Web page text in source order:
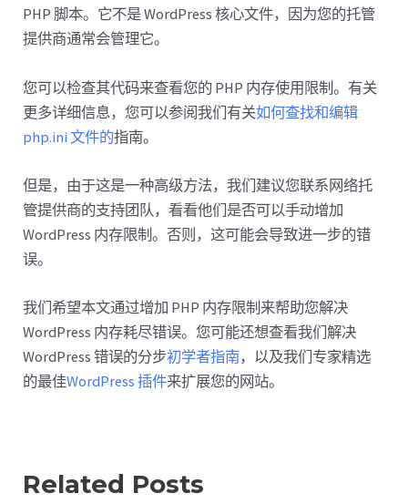
PHP 脚本。它不是 WordPress 核心文件，因为您的托管
提供商通常会管理它。
您可以检查其代码来查看您的 PHP 内存使用限制。有关
更多详细信息，您可以参阅我们有关如何查找和编辑
php.ini 文件的指南。
但是，由于这是一种高级方法，我们建议您联系网络托
管提供商的支持团队，看看他们是否可以手动增加
WordPress 内存限制。否则，这可能会导致进一步的错
误。
我们希望本文通过增加 PHP 内存限制来帮助您解决
WordPress 内存耗尽错误。您可能还想查看我们解决
WordPress 错误的分步初学者指南，以及我们专家精选
的最佳WordPress 插件来扩展您的网站。
Related Posts